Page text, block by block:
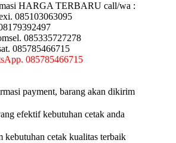
HARGA TERBARU call/wa :
085103063095
085335727278
085785466715
085785466715
payment, barang akan dikirim
efektif kebutuhan cetak anda
kebutuhan cetak kualitas terbaik